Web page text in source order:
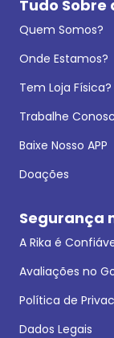
Tudo Sobre
Quem Somos?
Onde Estamos?
Tem Loja Física?
Trabalhe
Baixe Nosso APP
Doações
Segurança
A Rika é
Avaliações no
Política de
Dados Legais